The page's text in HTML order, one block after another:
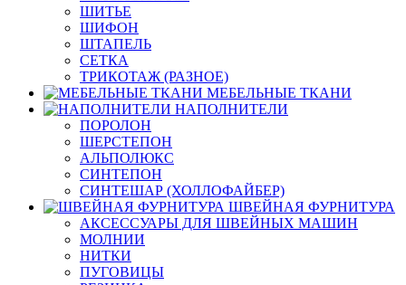
ШИТЬЕ
ШИФОН
ШТАПЕЛЬ
СЕТКА
ТРИКОТАЖ (РАЗНОЕ)
МЕБЕЛЬНЫЕ ТКАНИ
НАПОЛНИТЕЛИ
ПОРОЛОН
ШЕРСТЕПОН
АЛЬПОЛЮКС
СИНТЕПОН
СИНТЕШАР (ХОЛЛОФАЙБЕР)
ШВЕЙНАЯ ФУРНИТУРА
АКСЕССУАРЫ ДЛЯ ШВЕЙНЫХ МАШИН
МОЛНИИ
НИТКИ
ПУГОВИЦЫ